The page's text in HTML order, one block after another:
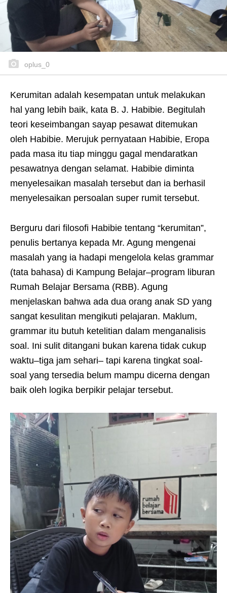
oplus_0
Kerumitan adalah kesempatan untuk melakukan
hal yang lebih baik, kata B. J. Habibie. Begitulah
teori keseimbangan sayap pesawat ditemukan
oleh Habibie. Merujuk pernyataan Habibie, Eropa
pada masa itu tiap minggu gagal mendaratkan
pesawatnya dengan selamat. Habibie diminta
menyelesaikan masalah tersebut dan ia berhasil
menyelesaikan persoalan super rumit tersebut.
Berguru dari filosofi Habibie tentang “kerumitan”,
penulis bertanya kepada Mr. Agung mengenai
masalah yang ia hadapi mengelola kelas grammar
(tata bahasa) di Kampung Belajar–program liburan
Rumah Belajar Bersama (RBB). Agung
menjelaskan bahwa ada dua orang anak SD yang
sangat kesulitan mengikuti pelajaran. Maklum,
grammar itu butuh ketelitian dalam menganalisis
soal. Ini sulit ditangani bukan karena tidak cukup
waktu–tiga jam sehari– tapi karena tingkat soal-
soal yang tersedia belum mampu dicerna dengan
baik oleh logika berpikir pelajar tersebut.